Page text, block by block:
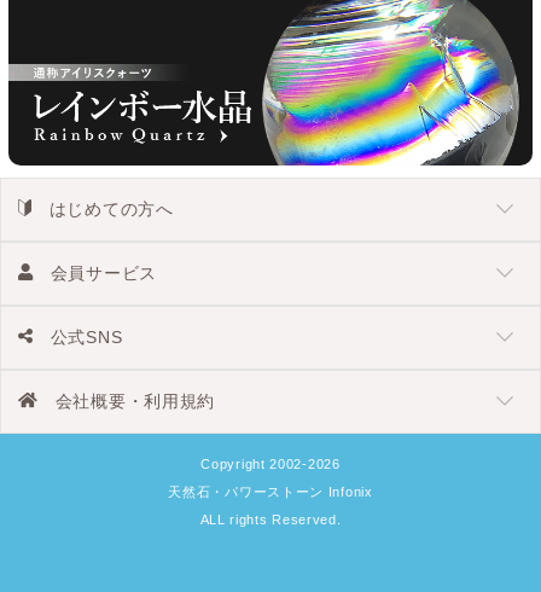
はじめての方へ
会員サービス
公式SNS
会社概要・利用規約
Copyright 2002-2026
天然石・パワーストーン Infonix
ALL rights Reserved.